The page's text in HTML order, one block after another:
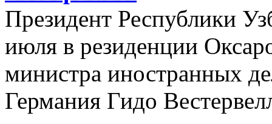
Президент Республики
июля в резиденции
министра иностранных
Германия Гидо